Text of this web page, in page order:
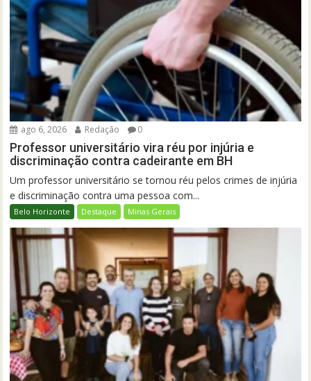
ago 6, 2026 Redação 0
Professor universitário vira réu por injúria e
discriminação contra cadeirante em BH
Um professor universitário se tornou réu pelos crimes de injúria
e discriminação contra uma pessoa com...
Belo Horizonte Destaque Minas Gerais